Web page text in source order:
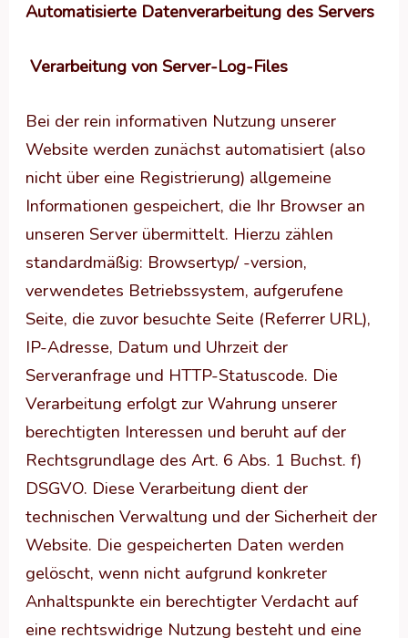
Automatisierte Datenverarbeitung des Servers
Verarbeitung von Server-Log-Files
Bei der rein informativen Nutzung unserer
Website werden zunächst automatisiert (also
nicht über eine Registrierung) allgemeine
Informationen gespeichert, die Ihr Browser an
unseren Server übermittelt. Hierzu zählen
standardmäßig: Browsertyp/ -version,
verwendetes Betriebssystem, aufgerufene
Seite, die zuvor besuchte Seite (Referrer URL),
IP-Adresse, Datum und Uhrzeit der
Serveranfrage und HTTP-Statuscode. Die
Verarbeitung erfolgt zur Wahrung unserer
berechtigten Interessen und beruht auf der
Rechtsgrundlage des Art. 6 Abs. 1 Buchst. f)
DSGVO. Diese Verarbeitung dient der
technischen Verwaltung und der Sicherheit der
Website. Die gespeicherten Daten werden
gelöscht, wenn nicht aufgrund konkreter
Anhaltspunkte ein berechtigter Verdacht auf
eine rechtswidrige Nutzung besteht und eine